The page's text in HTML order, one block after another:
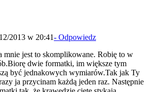
2013 w 20:41- Odpowiedz
mnie jest to skomplikowane. Robię to w
dwie formatki, im większe tym
być jednakowych wymiarów.Tak jak Ty
ja przycinam każdą jeden raz. Następnie